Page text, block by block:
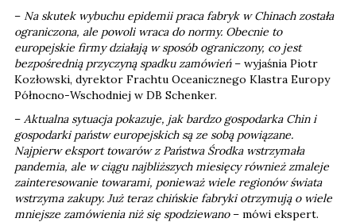
– Na skutek wybuchu epidemii praca fabryk w Chinach została
ograniczona, ale powoli wraca do normy. Obecnie to
europejskie firmy działają w sposób ograniczony, co jest
bezpośrednią przyczyną spadku zamówień – wyjaśnia Piotr
Kozłowski, dyrektor Frachtu Oceanicznego Klastra Europy
Północno-Wschodniej w DB Schenker.
– Aktualna sytuacja pokazuje, jak bardzo gospodarka Chin i
gospodarki państw europejskich są ze sobą powiązane.
Najpierw eksport towarów z Państwa Środka wstrzymała
pandemia, ale w ciągu najbliższych miesięcy również zmaleje
zainteresowanie towarami, ponieważ wiele regionów świata
wstrzyma zakupy. Już teraz chińskie fabryki otrzymują o wiele
mniejsze zamówienia niż się spodziewano – mówi ekspert.